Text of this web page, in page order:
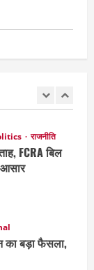
FCRA बिल
का बड़ा फैसला,
से अहम
चर्चा में